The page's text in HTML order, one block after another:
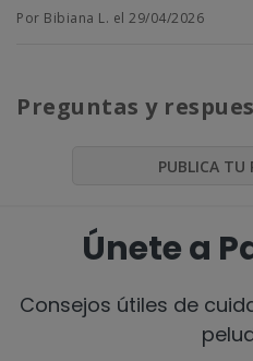
Por Bibiana L. el 29/04/2026
Preguntas y
PUBLICA TU
Únete a
Consejos útiles de